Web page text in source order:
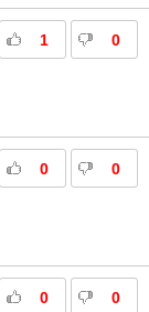
1 0
0 0
0 0